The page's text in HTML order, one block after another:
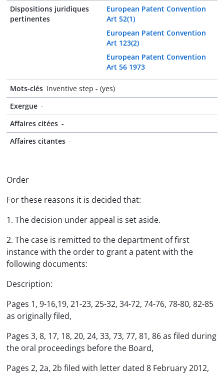
Dispositions juridiques
pertinentes
European Patent Convention
Art 52(1)
European Patent Convention
Art 123(2)
European Patent Convention
Art 56 1973
Mots-clés Inventive step - (yes)
Exergue -
Affaires citées -
Affaires citantes -
Order
For these reasons it is decided that:
1. The decision under appeal is set aside.
2. The case is remitted to the department of first
instance with the order to grant a patent with the
following documents:
Description:
Pages 1, 9-16,19, 21-23, 25-32, 34-72, 74-76, 78-80, 82-85
as originally filed,
Pages 3, 8, 17, 18, 20, 24, 33, 73, 77, 81, 86 as filed during
the oral proceedings before the Board,
Pages 2, 2a, 2b filed with letter dated 8 February 2012,